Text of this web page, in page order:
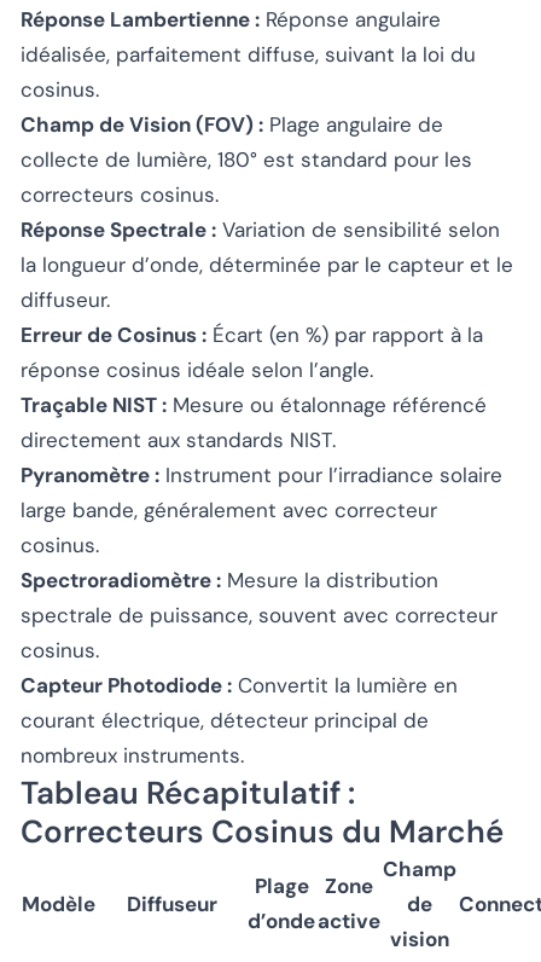
Réponse Lambertienne : Réponse angulaire
idéalisée, parfaitement diffuse, suivant la loi du
cosinus.
Champ de Vision (FOV) : Plage angulaire de
collecte de lumière, 180° est standard pour les
correcteurs cosinus.
Réponse Spectrale : Variation de sensibilité selon
la longueur d’onde, déterminée par le capteur et le
diffuseur.
Erreur de Cosinus : Écart (en %) par rapport à la
réponse cosinus idéale selon l’angle.
Traçable NIST : Mesure ou étalonnage référencé
directement aux standards NIST.
Pyranomètre : Instrument pour l’irradiance solaire
large bande, généralement avec correcteur
cosinus.
Spectroradiomètre : Mesure la distribution
spectrale de puissance, souvent avec correcteur
cosinus.
Capteur Photodiode : Convertit la lumière en
courant électrique, détecteur principal de
nombreux instruments.
Tableau Récapitulatif :
Correcteurs Cosinus du Marché
Modèle Diffuseur
Plage
d’onde
Zone
active
Champ
de
vision